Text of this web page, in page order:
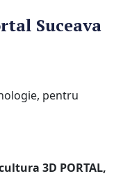
Suceava
pentru
3D PORTAL,